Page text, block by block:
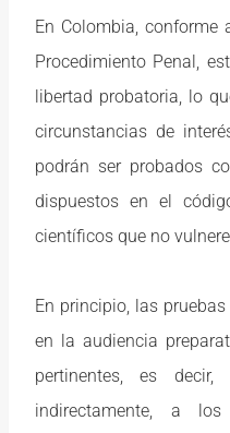
En Colombia,
Procedimiento Penal,
libertad probatoria, lo
circunstancias de
podrán ser probados
dispuestos en el
científicos que no
En principio, las
en la audiencia
pertinentes, es
indirectamente, a